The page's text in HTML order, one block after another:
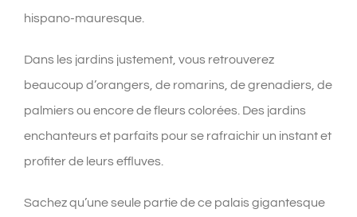
hispano-mauresque.
Dans les jardins justement, vous retrouverez
beaucoup d’orangers, de romarins, de grenadiers, de
palmiers ou encore de fleurs colorées. Des jardins
enchanteurs et parfaits pour se rafraichir un instant et
profiter de leurs effluves.
Sachez qu’une seule partie de ce palais gigantesque